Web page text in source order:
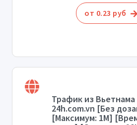
от 0.23 руб
Трафик из Вьетнама
24h.com.vn [Без
[Максимум: 1М]